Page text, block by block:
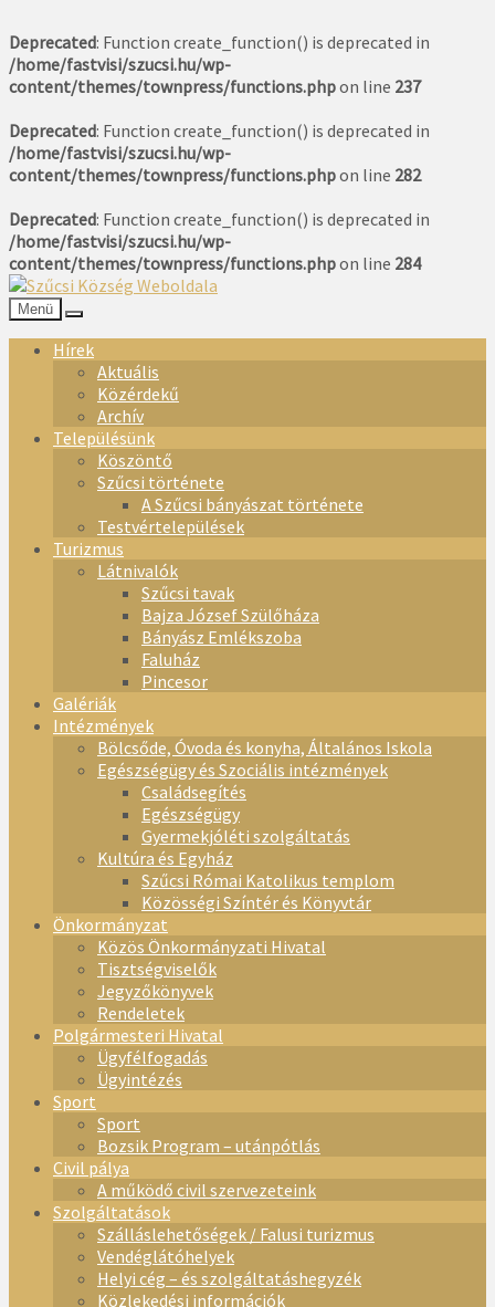
Deprecated: Function create_function() is deprecated in
/home/fastvisi/szucsi.hu/wp-
content/themes/townpress/functions.phpon line 237
Deprecated: Function create_function() is deprecated in
/home/fastvisi/szucsi.hu/wp-
content/themes/townpress/functions.phpon line 282
Deprecated: Function create_function() is deprecated in
/home/fastvisi/szucsi.hu/wp-
content/themes/townpress/functions.phpon line 284
Menü
Hírek
Aktuális
Közérdekű
Archív
Településünk
Köszöntő
Szűcsi története
A Szűcsi bányászat története
Testvértelepülések
Turizmus
Látnivalók
Szűcsi tavak
Bajza József Szülőháza
Bányász Emlékszoba
Faluház
Pincesor
Galériák
Intézmények
Bölcsőde, Óvoda és konyha, Általános Iskola
Egészségügy és Szociális intézmények
Családsegítés
Egészségügy
Gyermekjóléti szolgáltatás
Kultúra és Egyház
Szűcsi Római Katolikus templom
Közösségi Színtér és Könyvtár
Önkormányzat
Közös Önkormányzati Hivatal
Tisztségviselők
Jegyzőkönyvek
Rendeletek
Polgármesteri Hivatal
Ügyfélfogadás
Ügyintézés
Sport
Sport
Bozsik Program – utánpótlás
Civil pálya
A működő civil szervezeteink
Szolgáltatások
Szálláslehetőségek / Falusi turizmus
Vendéglátóhelyek
Helyi cég – és szolgáltatáshegyzék
Közlekedési információk